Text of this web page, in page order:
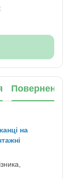
Повернення
на